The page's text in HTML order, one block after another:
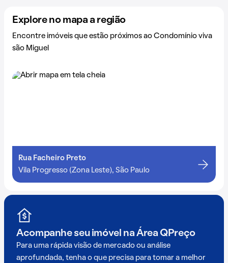
Explore no mapa a região
Encontre imóveis que estão próximos ao Condomínio viva
são Miguel
Rua Facheiro Preto
Vila Progresso (Zona Leste), São Paulo
Acompanhe seu imóvel na Área QPreço
Para uma rápida visão de mercado ou análise
aprofundada, tenha o que precisa para tomar a melhor